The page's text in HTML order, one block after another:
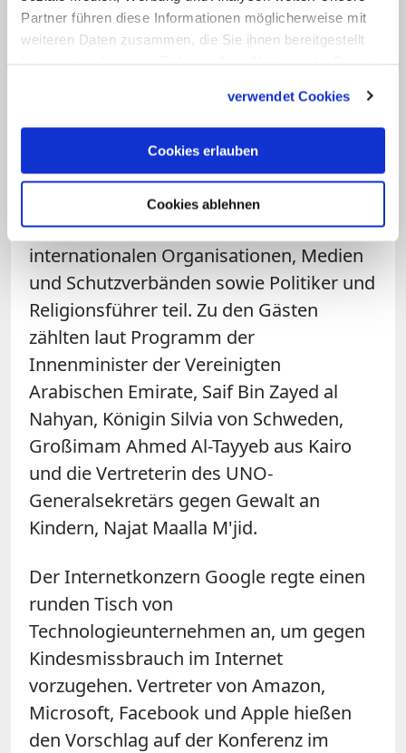
Partner führen diese Informationen möglicherweise mit
weiteren Daten zusammen, die Sie ihnen bereitgestellt
verwendet Cookies
Cookies erlauben
Cookies ablehnen
Möglichkeiten erhalten, um im
rechtsstaatlichen Rahmen dagegen
Kongresses zum Schutz der Kindeswürde
in digitalen Medien. An der zweitägigen
Veranstaltung nahmen nach
Vatikanangaben rund 80 Vertreter von
internationalen Organisationen, Medien
und Schutzverbänden sowie Politiker und
Religionsführer teil. Zu den Gästen
zählten laut Programm der
Innenminister der Vereinigten
Arabischen Emirate, Saif Bin Zayed al
Nahyan, Königin Silvia von Schweden,
Großimam Ahmed Al-Tayyeb aus Kairo
und die Vertreterin des UNO-
Generalsekretärs gegen Gewalt an
Kindern, Najat Maalla M'jid.
Der Internetkonzern Google regte einen
runden Tisch von
Technologieunternehmen an, um gegen
Kindesmissbrauch im Internet
vorzugehen. Vertreter von Amazon,
Microsoft, Facebook und Apple hießen
den Vorschlag auf der Konferenz im